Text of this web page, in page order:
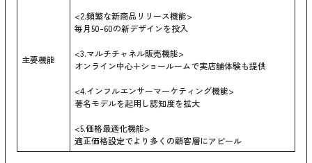
主要機能
<2.頻繁な新商品リリース機能>
毎月50-60の新デザインを投入
<3.マルチチャネル販売機能>
オンライン中心+ショールームで実店舗体験も提供
<4.インフルエンサーマーケティング機能>
著名モデルを起用し認知度を拡大
<5.価格最適化機能>
適正価格設定でより多くの顧客層にアピール